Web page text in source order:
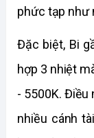
phức tạp như
Đặc biệt, Bi
hợp 3 nhiệt
- 5500K. Điều
nhiều cánh